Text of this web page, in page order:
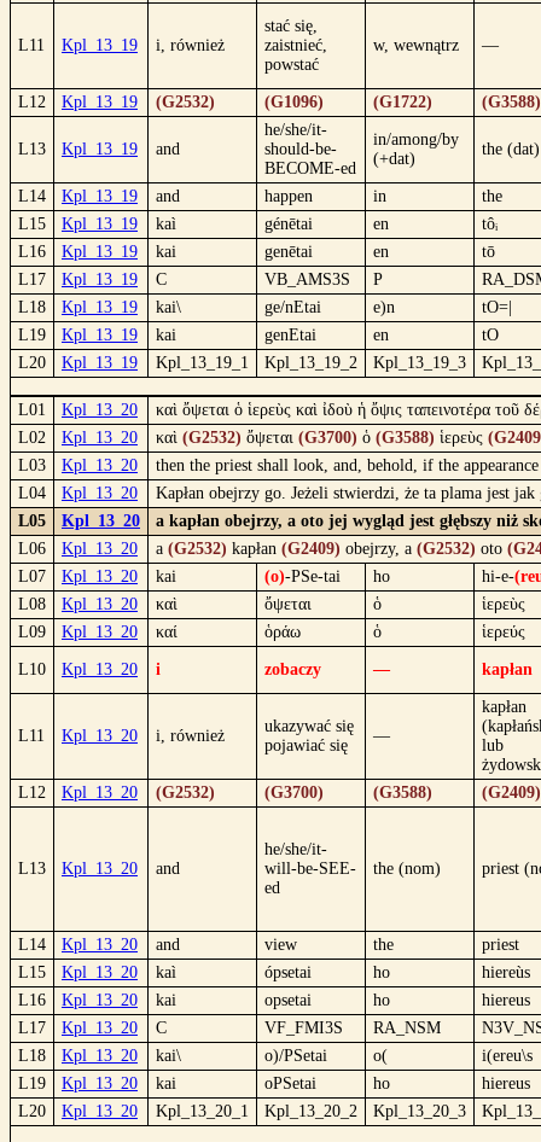
L11 Kpl_13_19 i, również
stać się,
zaistnieć,
powstać
w, wewnątrz —
L12 Kpl_13_19 (G2532) (G1096) (G1722) (G3588)
L13 Kpl_13_19 and
he/she/it-
should-be-
BECOME-ed
in/among/by
(+dat)
the (dat)
L14 Kpl_13_19 and happen in
the
L15
Kpl_13_19 kaì génētai en
tôᵢ
L16
Kpl_13_19 kai genētai en
tō
L17
Kpl_13_19 C VB_AMS3S P
L18
Kpl_13_19 kai\ ge/nEtai e)n
tO=|
L19
Kpl_13_19 kai genEtai en
tO
L20
Kpl_13_19 Kpl_13_19_1 Kpl_13_19_2 Kpl_13_19_3
L01 Kpl_13_20
καὶ ὄψεται ὁ ἱερεὺς καὶ ἰδοὺ ἡ ὄψις ταπεινοτέρα τοῦ
L02
Kpl_13_20 καὶ (G2532) ὄψεται (G3700) ὁ (G3588) ἱερεὺς
L03
Kpl_13_20
then the priest shall look, and, behold, if the
L04
Kpl_13_20
Kapłan obejrzy go. Jeżeli stwierdzi, że ta plama jest
L05
Kpl_13_20
a kapłan obejrzy, a oto jej wygląd jest głębszy niż
L06
Kpl_13_20 a (G2532) kapłan (G2409) obejrzy, a (G2532) oto
L07
Kpl_13_20 kai (o)-PSe-tai ho hi-e-
L08
Kpl_13_20 καὶ ὄψεται ὁ
ἱερεὺς
L09
Kpl_13_20 καί ὁράω ὁ ἱερεύς
L10 Kpl_13_20 i zobaczy — kapłan
L11 Kpl_13_20 i, również
ukazywać się
pojawiać się
—
kapłan
lub
L12
Kpl_13_20 (G2532) (G3700) (G3588) (G2409)
L13 Kpl_13_20 and
he/she/it-
will-be-SEE-
ed
the (nom) priest
L14 Kpl_13_20 and view the
priest
L15
Kpl_13_20 kaì ópsetai ho
hiereùs
L16
Kpl_13_20 kai opsetai ho
hiereus
L17
Kpl_13_20 C VF_FMI3S RA_NSM
L18
Kpl_13_20 kai\ o)/PSetai o(
i(ereu\s
L19
Kpl_13_20 kai oPSetai ho
hiereus
L20
Kpl_13_20 Kpl_13_20_1 Kpl_13_20_2 Kpl_13_20_3